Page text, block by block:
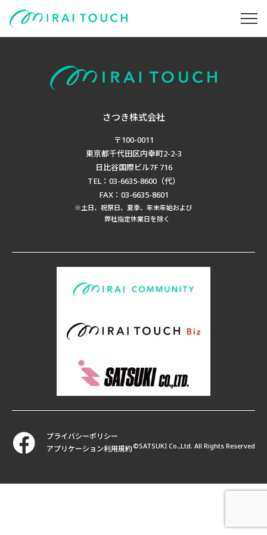
さつき株式会社
〒100-0011
東京都千代田区内幸町2-2-3
日比谷国際ビル7F 716
TEL：03-6635-8600（代）
FAX：03-6635-8601
※土日、祝祭日、夏季、年末年始および
弊社指定休業日を除く
プライバシーポリシー
アプリケーション利用規約©SATSUKI Co.,Ltd. All Rights Reserved